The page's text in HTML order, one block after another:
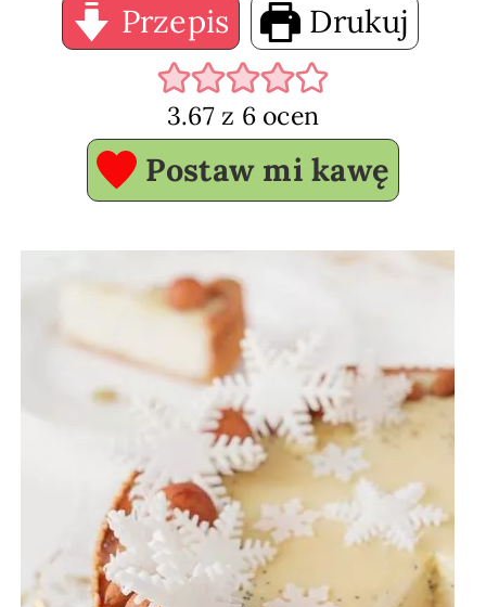
Przepis Drukuj
3.67z 6ocen
Postaw mi kawę